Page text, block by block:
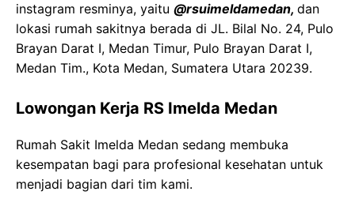
instagram resminya, yaitu @rsuimeldamedan, dan
lokasi rumah sakitnya berada di JL. Bilal No. 24, Pulo
Brayan Darat I, Medan Timur, Pulo Brayan Darat I,
Medan Tim., Kota Medan, Sumatera Utara 20239.
Lowongan Kerja RS Imelda Medan
Rumah Sakit Imelda Medan sedang membuka
kesempatan bagi para profesional kesehatan untuk
menjadi bagian dari tim kami.